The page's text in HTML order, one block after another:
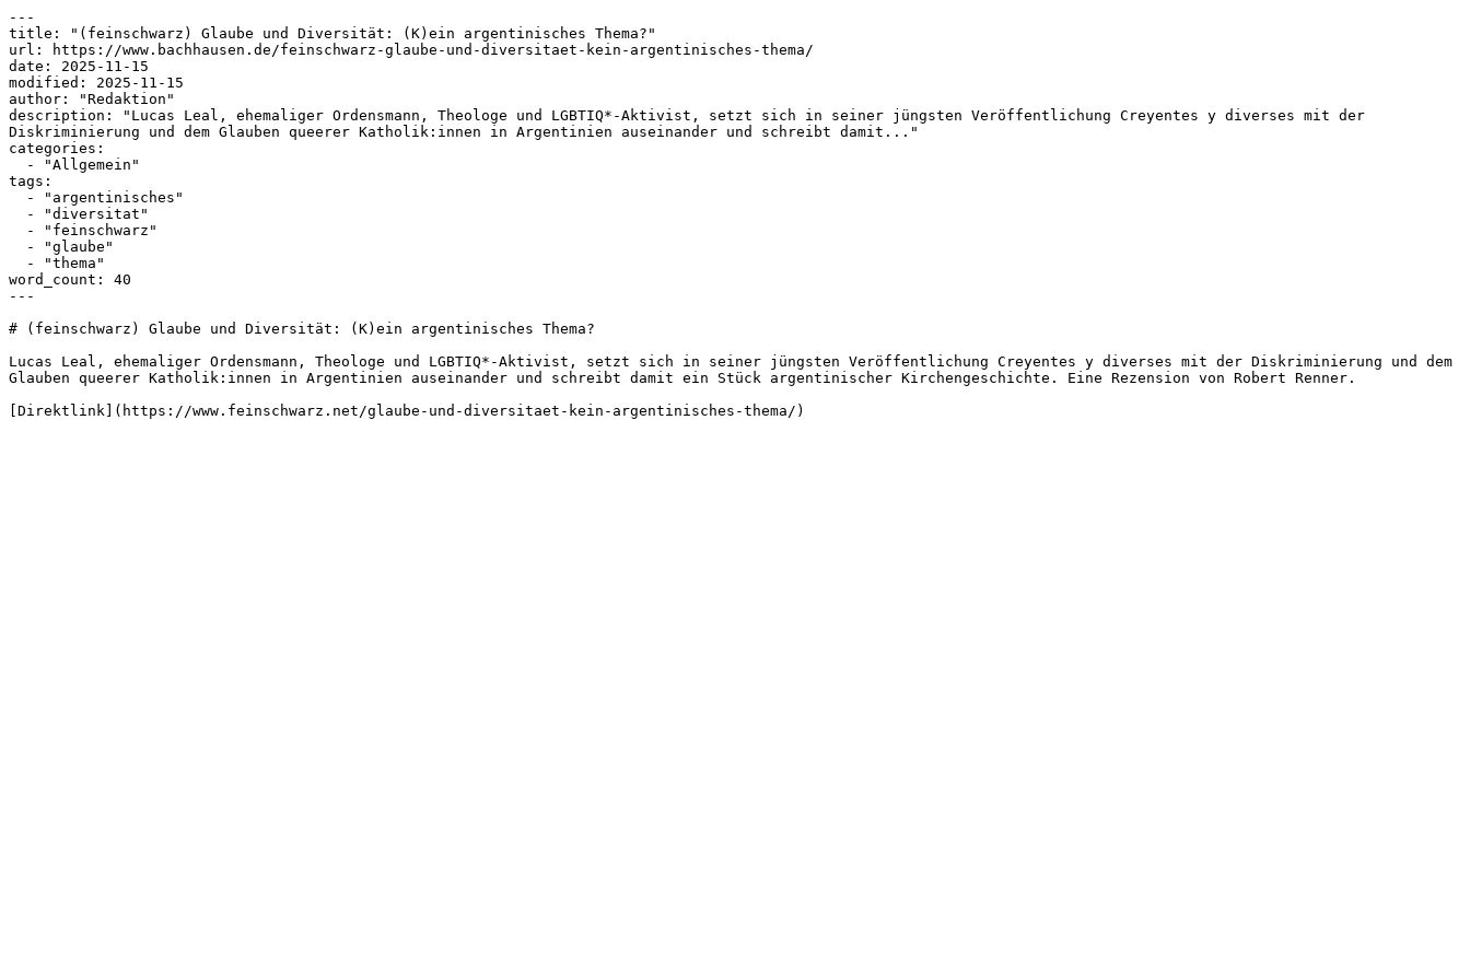
---
title: "(feinschwarz) Glaube und Diversität: (K)ein argentinisches Thema?"
url: https://www.bachhausen.de/feinschwarz-glaube-und-diversitaet-kein-argentinisches-thema/
date: 2025-11-15
modified: 2025-11-15
author: "Redaktion"
description: "Lucas Leal, ehemaliger Ordensmann, Theologe und LGBTIQ*-Aktivist, setzt sich in seiner jüngsten Veröffentlichung Creyentes y diverses mit der
Diskriminierung und dem Glauben queerer Katholik:innen in Argentinien auseinander und schreibt damit..."
categories:
tags:
word_count: 40
---
# (feinschwarz) Glaube und Diversität: (K)ein argentinisches Thema?
Lucas Leal, ehemaliger Ordensmann, Theologe und LGBTIQ*-Aktivist, setzt sich in seiner jüngsten Veröffentlichung Creyentes y diverses mit der Diskriminierung und dem
Glauben queerer Katholik:innen in Argentinien auseinander und schreibt damit ein Stück argentinischer Kirchengeschichte. Eine Rezension von Robert Renner.
[Direktlink](https://www.feinschwarz.net/glaube-und-diversitaet-kein-argentinisches-thema/)